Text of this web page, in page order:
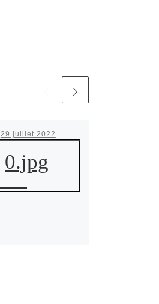
29 juillet 2022
0.jpg